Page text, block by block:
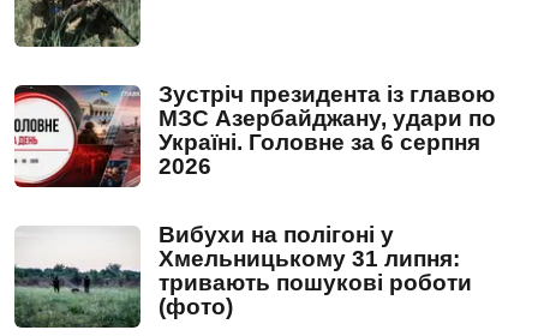
Зустріч президента із главою
МЗС Азербайджану, удари по
Україні. Головне за 6 серпня
2026
Вибухи на полігоні у
Хмельницькому 31 липня:
тривають пошукові роботи
(фото)